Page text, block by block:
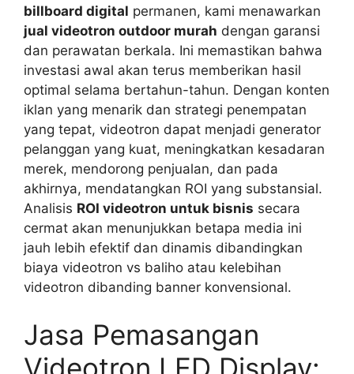
billboard digital permanen, kami menawarkan
jual videotron outdoor murah dengan garansi
dan perawatan berkala. Ini memastikan bahwa
investasi awal akan terus memberikan hasil
optimal selama bertahun-tahun. Dengan konten
iklan yang menarik dan strategi penempatan
yang tepat, videotron dapat menjadi generator
pelanggan yang kuat, meningkatkan kesadaran
merek, mendorong penjualan, dan pada
akhirnya, mendatangkan ROI yang substansial.
Analisis ROI videotron untuk bisnis secara
cermat akan menunjukkan betapa media ini
jauh lebih efektif dan dinamis dibandingkan
biaya videotron vs baliho atau kelebihan
videotron dibanding banner konvensional.
Jasa Pemasangan
Videotron LED Display: